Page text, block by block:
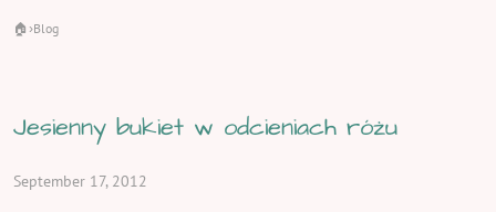
🏠 ›Blog
Jesienny bukiet w odcieniach różu
September 17, 2012